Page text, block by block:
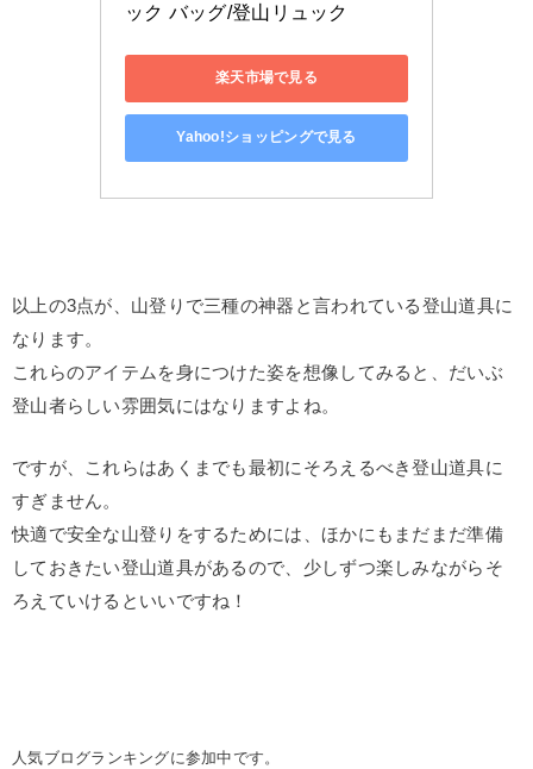
ック バッグ/登山リュック
楽天市場で見る
Yahoo!ショッピングで見る
以上の3点が、山登りで三種の神器と言われている登山道具に
なります。
これらのアイテムを身につけた姿を想像してみると、だいぶ
登山者らしい雰囲気にはなりますよね。
ですが、これらはあくまでも最初にそろえるべき登山道具に
すぎません。
快適で安全な山登りをするためには、ほかにもまだまだ準備
しておきたい登山道具があるので、少しずつ楽しみながらそ
ろえていけるといいですね！
人気ブログランキングに参加中です。